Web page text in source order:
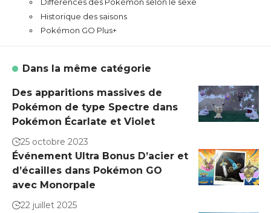
Différences des Pokémon selon le sexe
Historique des saisons
Pokémon GO Plus+
Dans la même catégorie
Des apparitions massives de
Pokémon de type Spectre dans
Pokémon Écarlate et Violet
25 octobre 2023
Événement Ultra Bonus D’acier et
d’écailles dans Pokémon GO
avec Monorpale
22 juillet 2025